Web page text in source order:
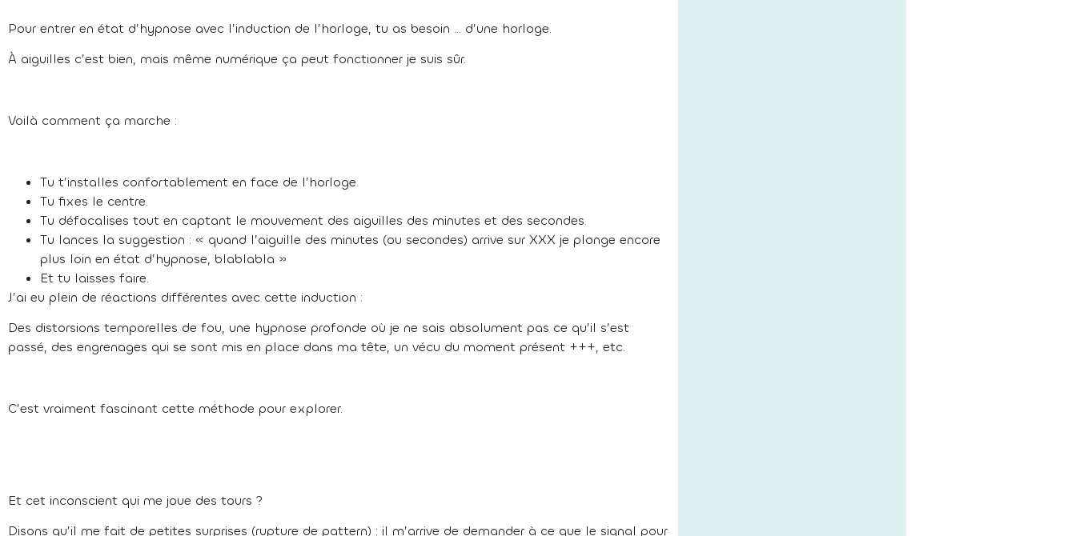
Pour entrer en état d’hypnose avec l’induction de l’horloge, tu as besoin … d’une horloge.
À aiguilles c’est bien, mais même numérique ça peut fonctionner je suis sûr.
Voilà comment ça marche :
Tu t’installes confortablement en face de l’horloge.
Tu fixes le centre.
Tu défocalises tout en captant le mouvement des aiguilles des minutes et des secondes.
Tu lances la suggestion : « quand l’aiguille des minutes (ou secondes) arrive sur XXX je plonge encore
plus loin en état d’hypnose, blablabla »
Et tu laisses faire.
J’ai eu plein de réactions différentes avec cette induction :
Des distorsions temporelles de fou, une hypnose profonde où je ne sais absolument pas ce qu’il s’est
passé, des engrenages qui se sont mis en place dans ma tête, un vécu du moment présent +++, etc.
C’est vraiment fascinant cette méthode pour explorer.
Et cet inconscient qui me joue des tours ?
Disons qu’il me fait de petites surprises (rupture de pattern) : il m’arrive de demander à ce que le signal pour